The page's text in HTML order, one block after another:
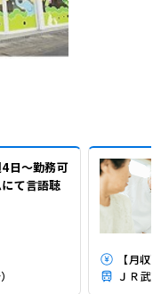
4日～勤務可
て言語聴
【月収
ＪＲ武